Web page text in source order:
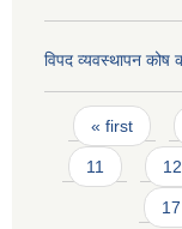
विपद व्यवस्थापन कोष
Pages
« first
11 12
17